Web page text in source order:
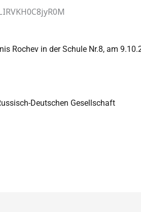
Rochev in der Schule Nr.8, am
Deutschen Gesellschaft